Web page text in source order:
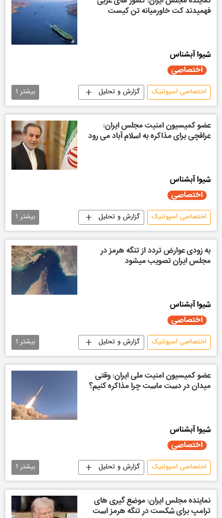
فهمیدند کت خاورمیانه تن کیست
شیوا آبشناس
اختصاصی
اختصاصی اسپوتنیک
گزارش و تحلیل
سیاسی
بیشتر 1
عضو کمیسیون امنیت مجلس ایران:
عراقچی برای مذاکره به اسلام آباد می رود
شیوا آبشناس
اختصاصی
اختصاصی اسپوتنیک
گزارش و تحلیل
سیاسی
بیشتر 1
به زودی عوارض تردد از تنگه هرمز در
مجلس ایران تصویب میشود
شیوا آبشناس
اختصاصی
اختصاصی اسپوتنیک
گزارش و تحلیل
سیاسی
بیشتر 1
عضو کمیسیون امنیت ملی ایران: وقتی
میدان در دست ماست چرا مذاکره کنیم؟
شیوا آبشناس
اختصاصی
اختصاصی اسپوتنیک
گزارش و تحلیل
سیاسی
بیشتر 1
نماینده مجلس ایران: موضع گیری های
ترامپ برای شکست در تنگه هرمز است